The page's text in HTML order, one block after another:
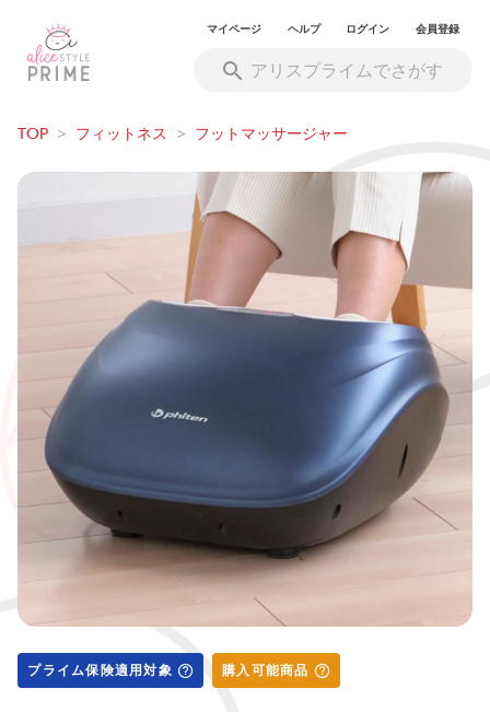
マイページ ヘルプ ログイン 会員登録
TOP > フィットネス > フットマッサージャー
プライム保険適用対象 購入可能商品